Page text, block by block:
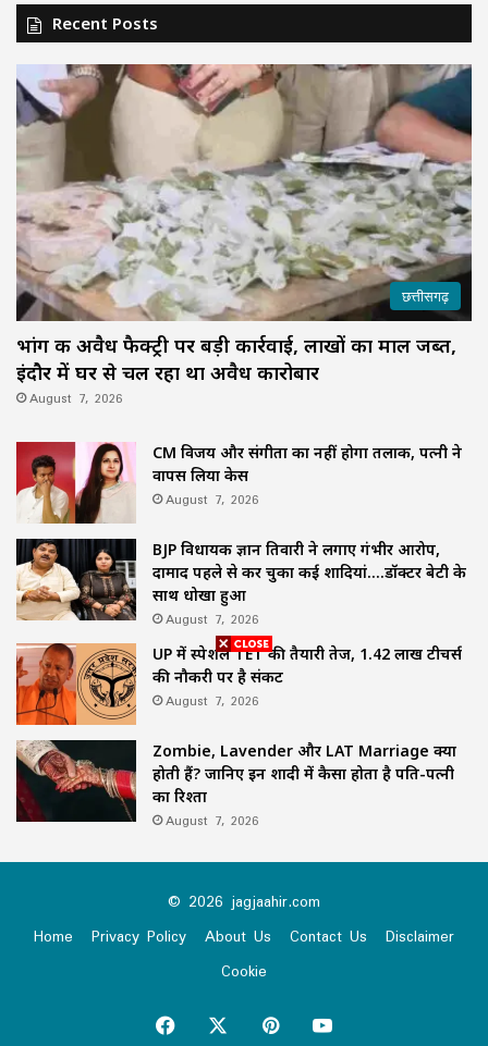
Recent Posts
छत्तीसगढ़
भांग की अवैध फैक्ट्री पर बड़ी कार्रवाई, लाखों का माल जब्त,
इंदौर में घर से चल रहा था अवैध कारोबार
August 7, 2026
CM विजय और संगीता का नहीं होगा तलाक, पत्नी ने
वापस लिया केस
August 7, 2026
BJP विधायक ज्ञान तिवारी ने लगाए गंभीर आरोप,
दामाद पहले से कर चुका कई शादियां….डॉक्टर बेटी के
साथ धोखा हुआ
August 7, 2026
UP में स्पेशल TET की तैयारी तेज, 1.42 लाख टीचर्स
की नौकरी पर है संकट
August 7, 2026
Zombie, Lavender और LAT Marriage क्या
होती हैं? जानिए इन शादी में कैसा होता है पति-पत्नी
का रिश्ता
August 7, 2026
© 2026 jagjaahir.com
Home
Privacy Policy About Us Contact Us
Disclaimer
Cookie
Facebook PinterestYouTube